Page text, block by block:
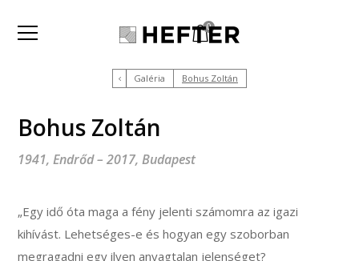
0
Galéria Bohus Zoltán
Bohus Zoltán
1941, Endrőd – 2017, Budapest
„Egy idő óta maga a fény jelenti számomra az igazi
kihívást. Lehetséges-e és hogyan egy szoborban
megragadni egy ilyen anyagtalan jelenséget?